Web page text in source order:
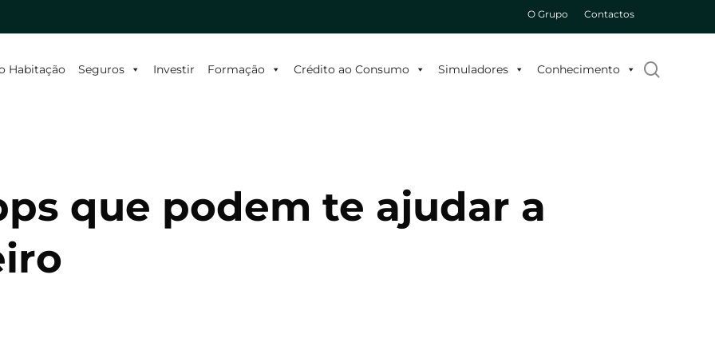
O Grupo Contactos
Habitação Seguros Investir Formação Crédito ao Consumo Simuladores Conhecimento
que podem te ajudar a